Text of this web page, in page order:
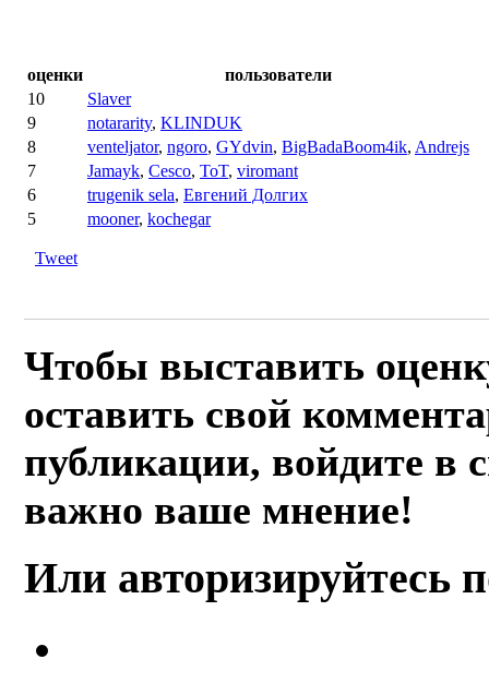
оценки
пользователи
10
Slaver
9
notararity, KLINDUK
8
venteljator, ngoro, GYdvin, BigBadaBoom4ik, Andrejs
7
Jamayk, Cesco, ToT, viromant
6
trugenik sela, Евгений Долгих
5
mooner, kochegar
Tweet
Чтобы выставить
оставить свой
публикации, войдите в
важно ваше мнение!
Или авторизируйтесь